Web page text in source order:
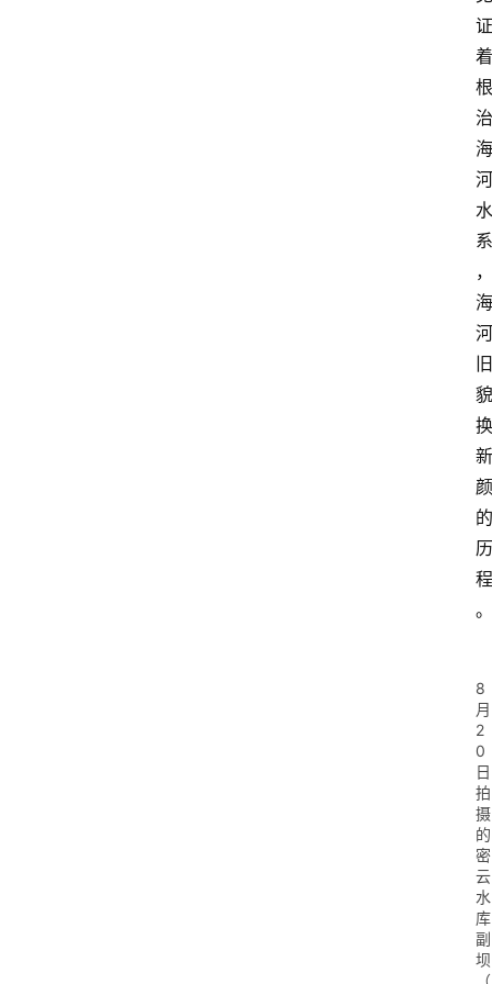
证
着
根
治
海
河
水
系
，
海
河
旧
貌
换
新
颜
的
历
程
。
8
月
2
0
日
拍
摄
的
密
云
水
库
副
坝
（